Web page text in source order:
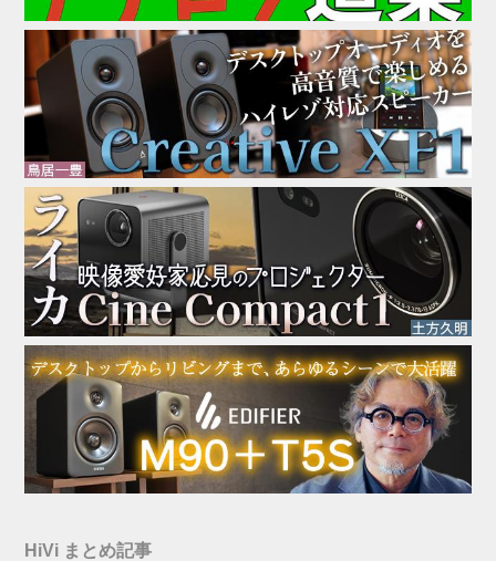
HiVi まとめ記事